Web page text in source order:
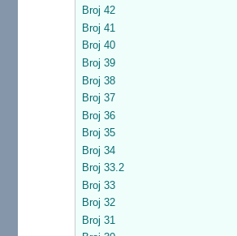
Broj 42
Broj 41
Broj 40
Broj 39
Broj 38
Broj 37
Broj 36
Broj 35
Broj 34
Broj 33.2
Broj 33
Broj 32
Broj 31